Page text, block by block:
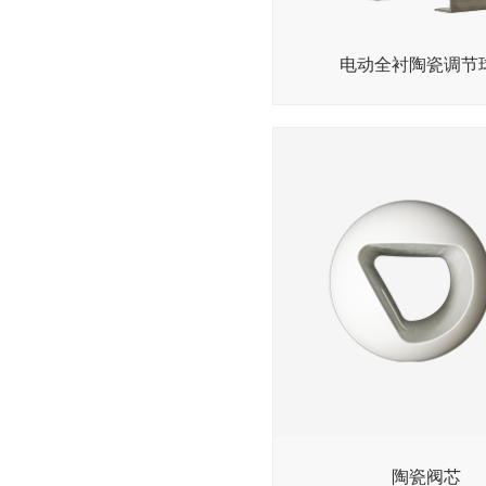
电动全衬陶瓷调节
陶瓷阀芯